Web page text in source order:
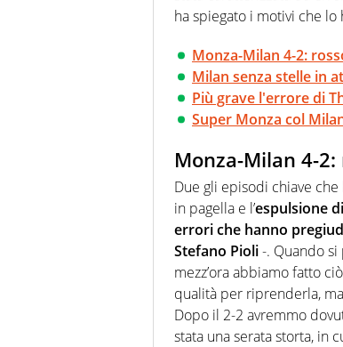
ha spiegato i motivi che
Monza-Milan 4-2:
Milan senza stelle in
Più grave l'errore di
Super Monza col
Monza-Milan 4-
Due gli episodi chiave
in pagella e l’espulsione
errori che hanno
Stefano Pioli-. Quando
mezz’ora abbiamo fatto
qualità per riprenderla,
Dopo il 2-2 avremmo
stata una serata storta, in